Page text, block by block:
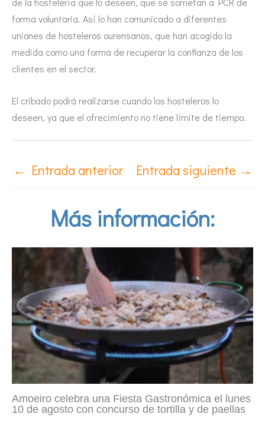
forma voluntaria. Así lo han comunicado a diferentes
uniones de hosteleros ourensanos, que han acogido la
medida como una forma de recuperar la confianza de los
clientes en el sector.
El cribado podrá realizarse cuando los hosteleros lo
deseen, ya que el ofrecimiento no tiene límite de tiempo.
← Entrada anterior Entrada siguiente →
Más información:
Amoeiro celebra una Fiesta Gastronómica el lunes
10 de agosto con concurso de tortilla y de paellas